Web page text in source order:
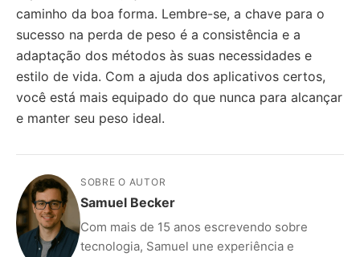
caminho da boa forma. Lembre-se, a chave para o
sucesso na perda de peso é a consistência e a
adaptação dos métodos às suas necessidades e
estilo de vida. Com a ajuda dos aplicativos certos,
você está mais equipado do que nunca para alcançar
e manter seu peso ideal.
SOBRE O AUTOR
Samuel Becker
Com mais de 15 anos escrevendo sobre
tecnologia, Samuel une experiência e